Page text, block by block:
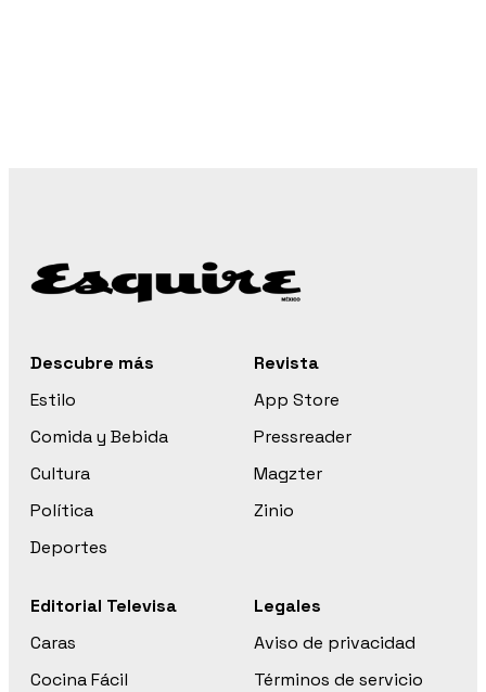
Descubre más
Estilo
Comida y Bebida
Cultura
Política
Deportes
Revista
App Store
Pressreader
Magzter
Zinio
Editorial Televisa
Caras
Cocina Fácil
Legales
Aviso de privacidad
Términos de servicio